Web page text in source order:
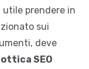
utile prendere in
sui
deve
SEO